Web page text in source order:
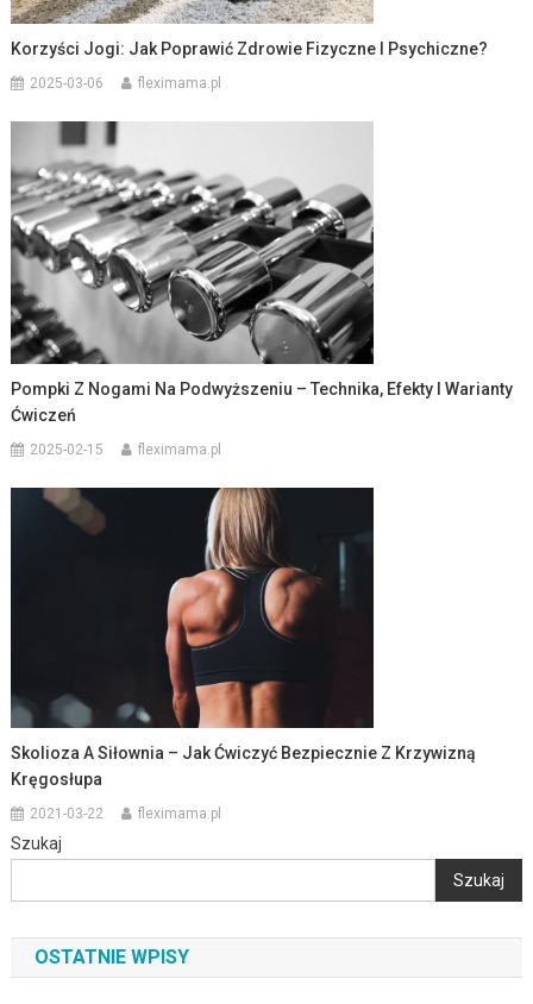
Korzyści Jogi: Jak Poprawić Zdrowie Fizyczne I Psychiczne?
2025-03-06 fleximama.pl
Pompki Z Nogami Na Podwyższeniu – Technika, Efekty I Warianty
Ćwiczeń
2025-02-15 fleximama.pl
Skolioza A Siłownia – Jak Ćwiczyć Bezpiecznie Z Krzywizną
Kręgosłupa
2021-03-22 fleximama.pl
Szukaj
Szukaj
OSTATNIE WPISY